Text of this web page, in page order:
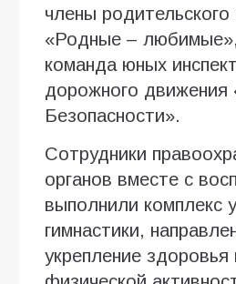
члены
«Родные –
команда юных
дорожного движения
Безопасности».
Сотрудники
органов вместе с
выполнили комплекс
гимнастики,
укрепление здоровья